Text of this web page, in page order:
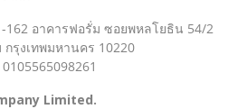
อาคารฟอรั่ม ซอยพหลโยธิน 54/2
รุงเทพมหานคร 10220
Limited.